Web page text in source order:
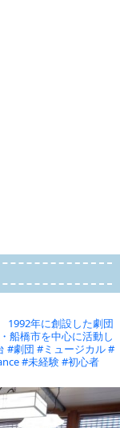
1992年に創設した劇団
船橋市を中心に活動し
#劇団 #ミュージカル #
#未経験 #初心者